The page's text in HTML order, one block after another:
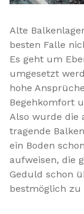
Alte
besten Falle
Es geht um
umgesetzt
hohe
Begehkomfort
Also wurde die
tragende
ein Boden
aufweisen, die
Geduld schon
bestmöglich zu